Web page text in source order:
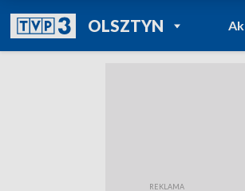
OLSZTYNPOWRÓT DO
TVP REGIONY